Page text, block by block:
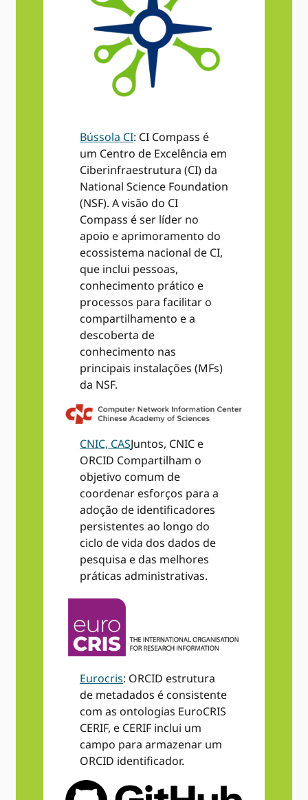
Bússola CI: CI Compass é
um Centro de Excelência em
Ciberinfraestrutura (CI) da
National Science Foundation
(NSF). A visão do CI
Compass é ser líder no
apoio e aprimoramento do
ecossistema nacional de CI,
que inclui pessoas,
conhecimento prático e
processos para facilitar o
compartilhamento e a
descoberta de
conhecimento nas
principais instalações (MFs)
da NSF.
CNIC, CASJuntos, CNIC e
ORCID Compartilham o
objetivo comum de
coordenar esforços para a
adoção de identificadores
persistentes ao longo do
ciclo de vida dos dados de
pesquisa e das melhores
práticas administrativas.
Eurocris: ORCID estrutura
de metadados é consistente
com as ontologias EuroCRIS
CERIF, e CERIF inclui um
campo para armazenar um
ORCID identificador.